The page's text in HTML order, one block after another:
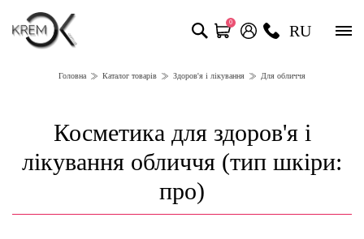
0 RU
Головна Каталог товарів Здоров'я і лікування Для обличчя
Косметика для здоров'я і
лікування обличчя (тип шкіри:
про)